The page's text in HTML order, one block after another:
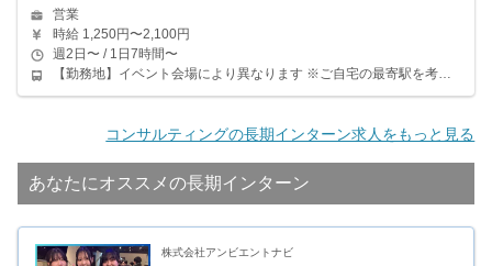
営業
時給 1,250円〜2,100円
週2日〜 / 1日7時間〜
【勤務地】イベント会場により異なります ※ご自宅の最寄駅を考慮し、勤務地を調整いたしますご安心ください。 【事務所最寄駅】 水道橋駅から徒歩1分（JR中央、総武線） 水道橋駅から徒歩6分（都営三田線）
コンサルティングの長期インターン求人をもっと見る
あなたにオススメの長期インターン
株式会社アンビエントナビ